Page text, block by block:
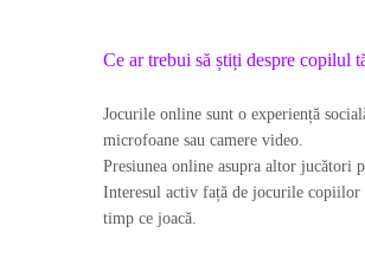
Ce ar trebui să știți despre copilul
Jocurile online sunt o experiență
microfoane sau camere video.
Presiunea online asupra altor jucători
Interesul activ față de jocurile copiilor
timp ce joacă.